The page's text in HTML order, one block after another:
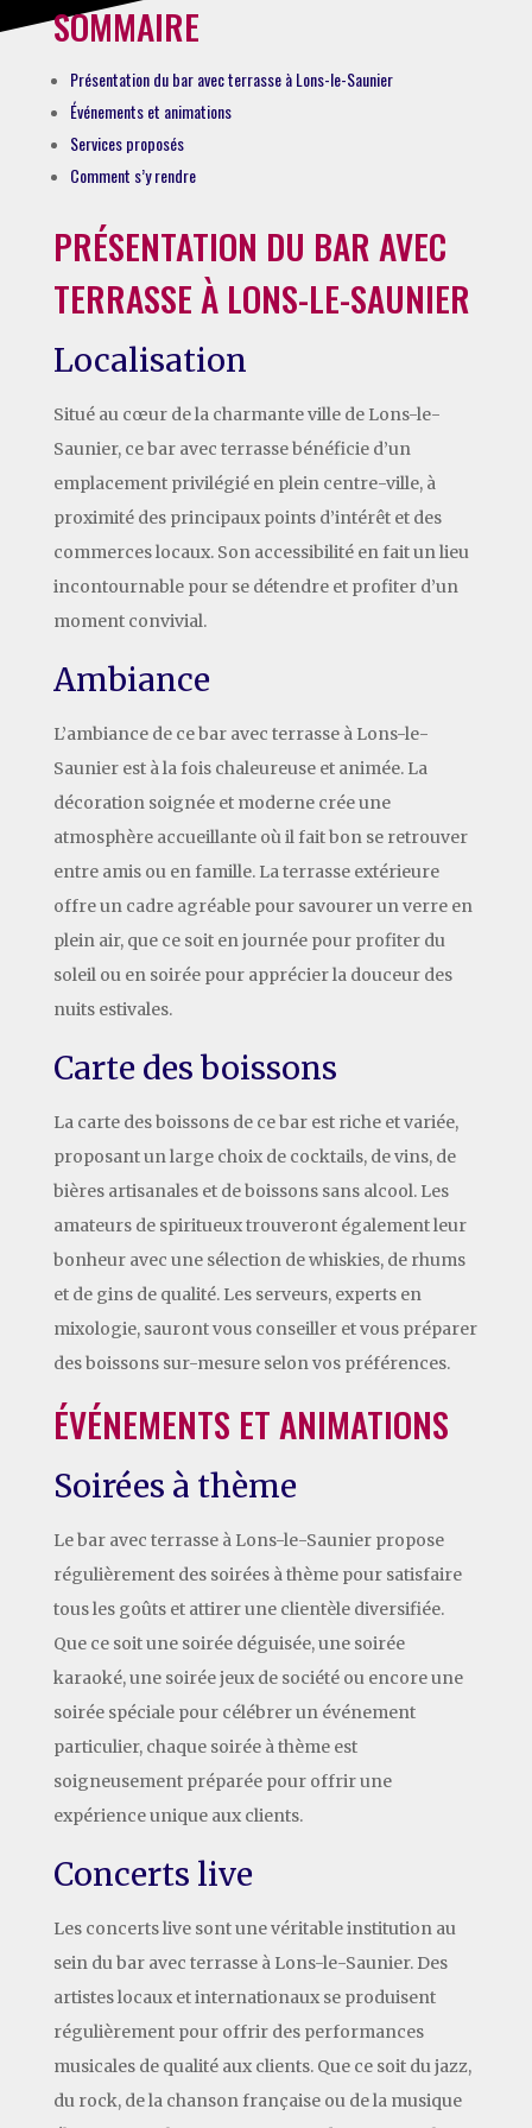
SOMMAIRE
Présentation du bar avec terrasse à Lons-le-Saunier
Événements et animations
Services proposés
Comment s’y rendre
PRÉSENTATION DU BAR AVEC
TERRASSE À LONS-LE-SAUNIER
Localisation
Situé au cœur de la charmante ville de Lons-le-
Saunier, ce bar avec terrasse bénéficie d’un
emplacement privilégié en plein centre-ville, à
proximité des principaux points d’intérêt et des
commerces locaux. Son accessibilité en fait un lieu
incontournable pour se détendre et profiter d’un
moment convivial.
Ambiance
L’ambiance de ce bar avec terrasse à Lons-le-
Saunier est à la fois chaleureuse et animée. La
décoration soignée et moderne crée une
atmosphère accueillante où il fait bon se retrouver
entre amis ou en famille. La terrasse extérieure
offre un cadre agréable pour savourer un verre en
plein air, que ce soit en journée pour profiter du
soleil ou en soirée pour apprécier la douceur des
nuits estivales.
Carte des boissons
La carte des boissons de ce bar est riche et variée,
proposant un large choix de cocktails, de vins, de
bières artisanales et de boissons sans alcool. Les
amateurs de spiritueux trouveront également leur
bonheur avec une sélection de whiskies, de rhums
et de gins de qualité. Les serveurs, experts en
mixologie, sauront vous conseiller et vous préparer
des boissons sur-mesure selon vos préférences.
ÉVÉNEMENTS ET ANIMATIONS
Soirées à thème
Le bar avec terrasse à Lons-le-Saunier propose
régulièrement des soirées à thème pour satisfaire
tous les goûts et attirer une clientèle diversifiée.
Que ce soit une soirée déguisée, une soirée
karaoké, une soirée jeux de société ou encore une
soirée spéciale pour célébrer un événement
particulier, chaque soirée à thème est
soigneusement préparée pour offrir une
expérience unique aux clients.
Concerts live
Les concerts live sont une véritable institution au
sein du bar avec terrasse à Lons-le-Saunier. Des
artistes locaux et internationaux se produisent
régulièrement pour offrir des performances
musicales de qualité aux clients. Que ce soit du jazz,
du rock, de la chanson française ou de la musique